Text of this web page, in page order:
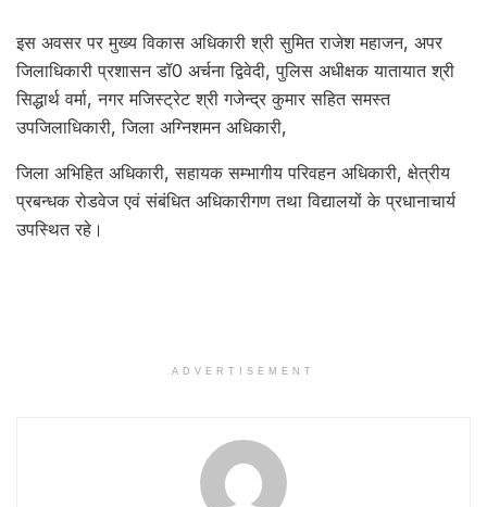
इस अवसर पर मुख्य विकास अधिकारी श्री सुमित राजेश महाजन, अपर
जिलाधिकारी प्रशासन डॉ0 अर्चना द्विवेदी, पुलिस अधीक्षक यातायात श्री
सिद्धार्थ वर्मा, नगर मजिस्ट्रेट श्री गजेन्द्र कुमार सहित समस्त
उपजिलाधिकारी, जिला अग्निशमन अधिकारी,
जिला अभिहित अधिकारी, सहायक सम्भागीय परिवहन अधिकारी, क्षेत्रीय
प्रबन्धक रोडवेज एवं संबंधित अधिकारीगण तथा विद्यालयों के प्रधानाचार्य
उपस्थित रहे।
ADVERTISEMENT